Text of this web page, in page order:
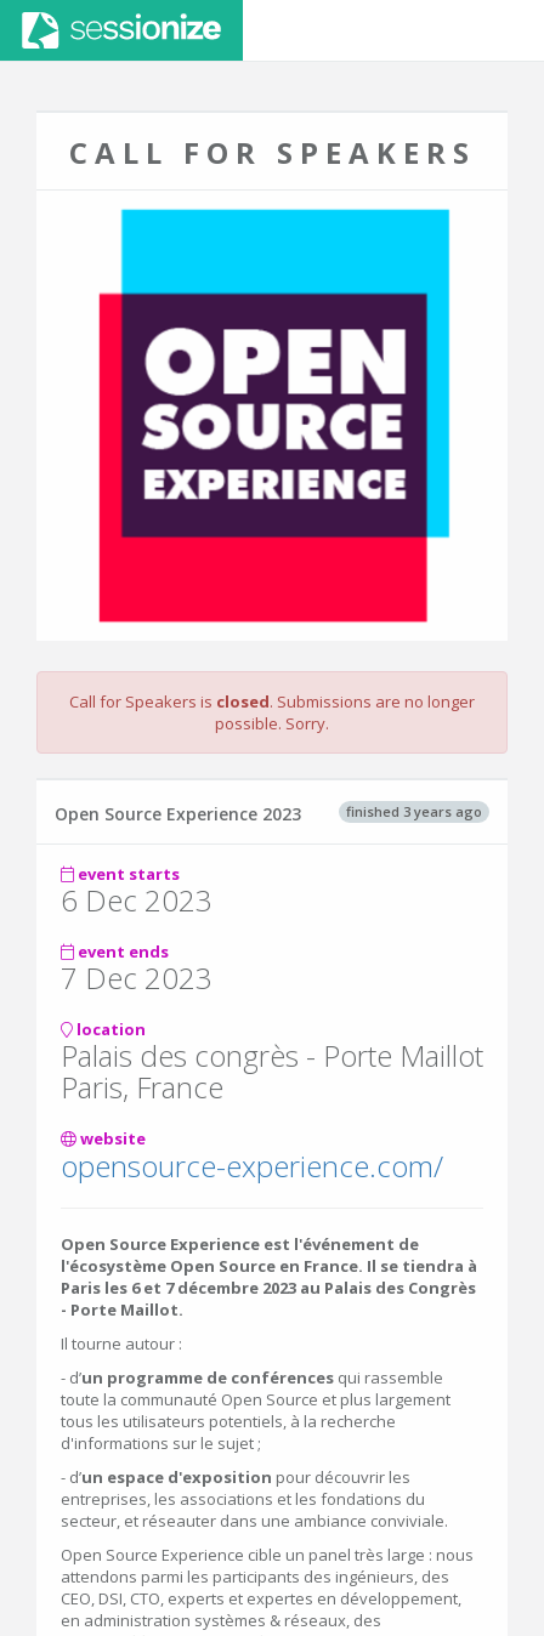
CALL FOR SPEAKERS
Call for Speakers is closed. Submissions are no longer
possible. Sorry.
finished 3 years ago
Open Source Experience 2023
event starts
6 Dec 2023
event ends
7 Dec 2023
location
Palais des congrès - Porte Maillot
Paris, France
website
opensource-experience.com/
Open Source Experience est l'événement de
l'écosystème Open Source en France. Il se tiendra à
Paris les 6 et 7 décembre 2023 au Palais des Congrès
- Porte Maillot.
Il tourne autour :
- d’un programme de conférences qui rassemble
toute la communauté Open Source et plus largement
tous les utilisateurs potentiels, à la recherche
d'informations sur le sujet ;
- d’un espace d'exposition pour découvrir les
entreprises, les associations et les fondations du
secteur, et réseauter dans une ambiance conviviale.
Open Source Experience cible un panel très large : nous
attendons parmi les participants des ingénieurs, des
CEO, DSI, CTO, experts et expertes en développement,
en administration systèmes & réseaux, des